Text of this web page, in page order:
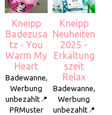
Kneipp
Badezusa
tz - You
Warm My
Heart
Badewanne,
Werbung
unbezahlt📍
PRMuster
Kneipp
Neuheiten
2025 -
Erkältung
szeit
Relax
Badewanne,
Werbung
unbezahlt📍